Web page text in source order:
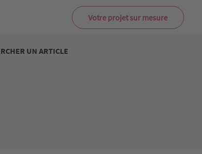
Votre projet sur mesure
UN ARTICLE